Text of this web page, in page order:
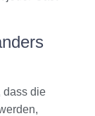
dass die